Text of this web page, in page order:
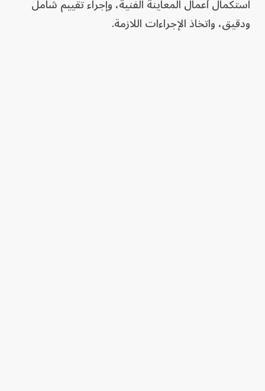
استكمال أعمال المعاينة الفنية، وإجراء تقييم شامل
ودقيق، واتخاذ الإجراءات اللازمة.